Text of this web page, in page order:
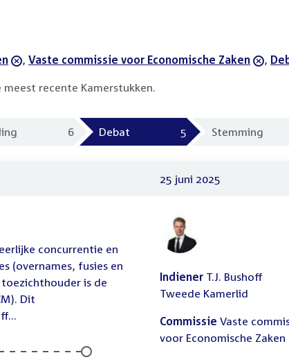
, verwijder
Vaste commissie voor Economische Zaken ,
recente Kamerstukken.
6 Debat 5 Stemming
25 juni 2025
concurrentie en
(overnames, fusies en
is de
Dit
Indiener T.J. Bushoff
Tweede Kamerlid
Commissie Vaste
voor Economische Zaken